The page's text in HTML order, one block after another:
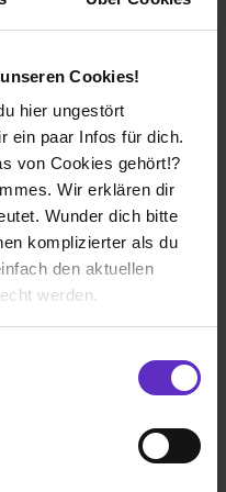
Cookies!
hier ungestört
ein paar Infos für dich.
von Cookies gehört!?
Wir erklären dir
Wunder dich bitte
komplizierter als du
den aktuellen
werden.
Einstellungen zu
der Welt: Stellantis
die Marken ABARTH,
FIAT, JEEP,